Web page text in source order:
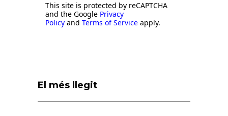
This site is protected by reCAPTCHA
and the Google Privacy
Policy and Terms of Service apply.
El més llegit